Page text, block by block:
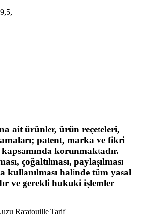
ait ürünler, ürün reçeteleri,
patent, marka ve fikri
korunmaktadır.
çoğaltılması, paylaşılması
kullanılması halinde tüm yasal
ve gerekli hukuki işlemler
Ratatouille Tarif